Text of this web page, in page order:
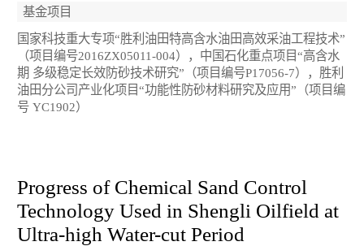
基金项目
国家科技重大专项“胜利油田特高含水油田高效采油工程技术”
（项目编号2016ZX05011-004），中国石化重点项目“高含水
期 多级稳定长效防砂技术研究”（项目编号P17056-7），胜利
油田分公司产业化项目“功能性防砂材料研究及应用”（项目编
号 YC1902）
Progress of Chemical Sand Control
Technology Used in Shengli Oilfield at
Ultra-high Water-cut Period